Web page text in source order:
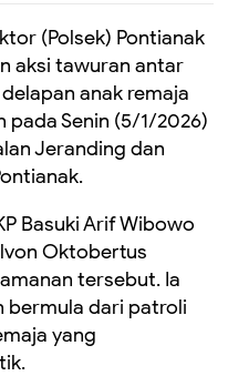
(Polsek) Pontianak
aksi tawuran antar
anak remaja
Senin (5/1/2026)
Jeranding dan
Basuki Arif Wibowo
Oktobertus
tersebut. Ia
bermula dari patroli
yang